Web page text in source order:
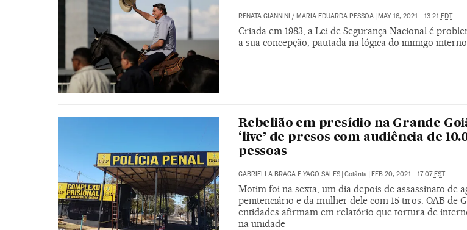
RENATA GIANNINI / MARIA EDUARDA PESSOA | MAY 16, 2021 - 13:21EDT
Criada em 1983, a Lei de Segurança Nacional é
a sua concepção, pautada na lógica do inimigo interno
Rebelião em presídio na Grande
‘live’ de presos com audiência de
pessoas
GABRIELLA BRAGA E YAGO SALES | Goiânia | FEB 20, 2021 - 17:07EST
Motim foi na sexta, um dia depois de assassinato de
penitenciário e da mulher dele com 15 tiros. OAB de
entidades afirmam em relatório que tortura de
na unidade